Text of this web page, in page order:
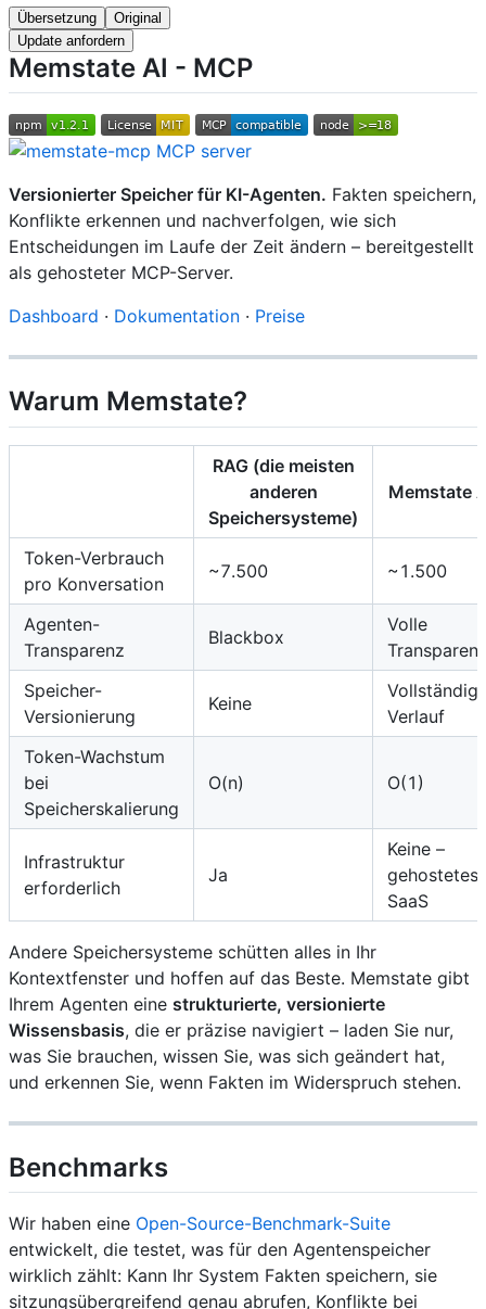
Übersetzung
Original
Update anfordern
Memstate AI - MCP
Versionierter Speicher für KI-Agenten. Fakten speichern,
Konflikte erkennen und nachverfolgen, wie sich
Entscheidungen im Laufe der Zeit ändern – bereitgestellt
als gehosteter MCP-Server.
Dashboard · Dokumentation · Preise
Warum Memstate?
RAG (die meisten
anderen
Speichersysteme)
Memstate
Token-Verbrauch
pro Konversation
~7.500 ~1.500
Agenten-
Transparenz
Blackbox
Volle
Speicher-
Versionierung
Keine
Verlauf
Token-Wachstum
bei
Speicherskalierung
O(n) O(1)
Infrastruktur
erforderlich
Ja
Keine –
gehostetes
SaaS
Andere Speichersysteme schütten alles in Ihr
Kontextfenster und hoffen auf das Beste. Memstate gibt
Ihrem Agenten eine strukturierte, versionierte
Wissensbasis, die er präzise navigiert – laden Sie nur,
was Sie brauchen, wissen Sie, was sich geändert hat,
und erkennen Sie, wenn Fakten im Widerspruch stehen.
Benchmarks
Wir haben eine Open-Source-Benchmark-Suite
entwickelt, die testet, was für den Agentenspeicher
wirklich zählt: Kann Ihr System Fakten speichern, sie
sitzungsübergreifend genau abrufen, Konflikte bei